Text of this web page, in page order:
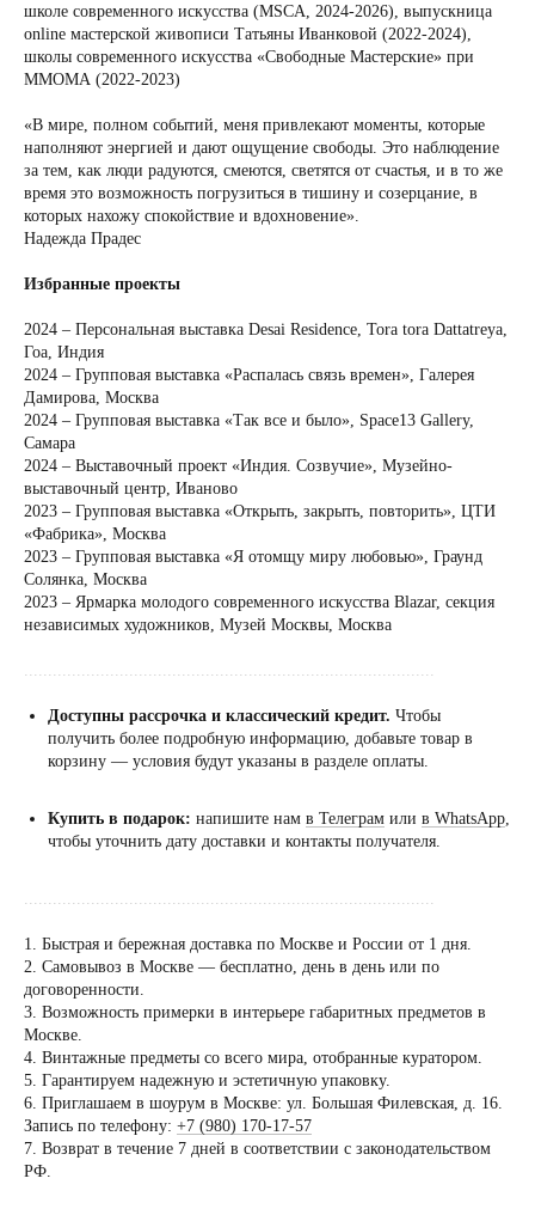
школе современного искусства (MSCA, 2024-2026), выпускница
online мастерской живописи Татьяны Иванковой (2022-2024),
школы современного искусства «Свободные Мастерские» при
ММОМА (2022-2023)
«В мире, полном событий, меня привлекают моменты, которые
наполняют энергией и дают ощущение свободы. Это наблюдение
за тем, как люди радуются, смеются, светятся от счастья, и в то же
время это возможность погрузиться в тишину и созерцание, в
которых нахожу спокойствие и вдохновение».
Надежда Прадес
Избранные проекты
2024 – Персональная выставка Desai Residence, Tora tora Dattatreya,
Гоа, Индия
2024 – Групповая выставка «Распалась связь времен», Галерея
Дамирова, Москва
2024 – Групповая выставка «Так все и было», Space13 Gallery,
Самара
2024 – Выставочный проект «Индия. Созвучие», Музейно-
выставочный центр, Иваново
2023 – Групповая выставка «Открыть, закрыть, повторить», ЦТИ
«Фабрика», Москва
2023 – Групповая выставка «Я отомщу миру любовью», Граунд
Солянка, Москва
2023 – Ярмарка молодого современного искусства Blazar, секция
независимых художников, Музей Москвы, Москва
......................................................................................
Доступны рассрочка и классический кредит. Чтобы
получить более подробную информацию, добавьте товар в
корзину — условия будут указаны в разделе оплаты.
Купить в подарок: напишите нам в Телеграм или в WhatsApp,
чтобы уточнить дату доставки и контакты получателя.
......................................................................................
1. Быстрая и бережная доставка по Москве и России от 1 дня.
2. Самовывоз в Москве — бесплатно, день в день или по
договоренности.
3. Возможность примерки в интерьере габаритных предметов в
Москве.
4. Винтажные предметы со всего мира, отобранные куратором.
5. Гарантируем надежную и эстетичную упаковку.
6. Приглашаем в шоурум в Москве: ул. Большая Филевская, д. 16.
Запись по телефону: +7 (980) 170-17-57
7. Возврат в течение 7 дней в соответствии с законодательством
РФ.
Вы можете
коллекционеру,
по предварительной